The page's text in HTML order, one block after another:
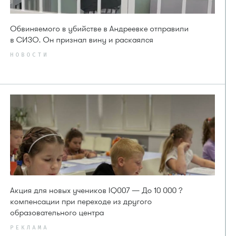
Обвиняемого в убийстве в Андреевке отправили
в СИЗО. Он признал вину и раскаялся
НОВОСТИ
Акция для новых учеников IQ007 — До 10 000 ?
компенсации при переходе из другого
образовательного центра
РЕКЛАМА